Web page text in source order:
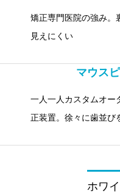
矯正専門医院の強み。
見えにくい
マウス
一人一人カスタムオー
正装置。徐々に歯並び
ホワ